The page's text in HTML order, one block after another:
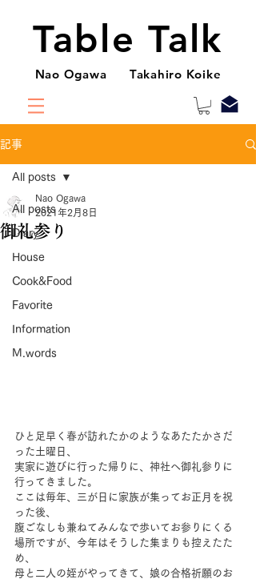
Table Talk
Nao Ogawa Takahiro Koike
記事
All posts
Diary
House
Cook&Food
Favorite
Information
M.words
All posts
御礼参り
Nao Ogawa
2021年2月8日
ひと足早く春が訪れたかのようなあたたかさだ
った土曜日、
実家に遊びに行った帰りに、神社へ御礼参りに
行ってきました。
ここは毎年、三が日に家族が集ってお正月を祝
った後、
腹ごなしも兼ねてみんなで歩いてお参りにくる
場所ですが、今年はそうした集まりも控えたた
め、
母と二人の姪がやってきて、娘の合格祈願のお